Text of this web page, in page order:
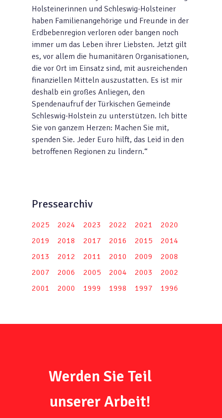
Holsteinerinnen und Schleswig-Holsteiner
haben Familienangehörige und Freunde in der
Erdbebenregion verloren oder bangen noch
immer um das Leben ihrer Liebsten. Jetzt gilt
es, vor allem die humanitären Organisationen,
die vor Ort im Einsatz sind, mit ausreichenden
finanziellen Mitteln auszustatten. Es ist mir
deshalb ein großes Anliegen, den
Spendenaufruf der Türkischen Gemeinde
Schleswig-Holstein zu unterstützen. Ich bitte
Sie von ganzem Herzen: Machen Sie mit,
spenden Sie. Jeder Euro hilft, das Leid in den
betroffenen Regionen zu lindern.“
Pressearchiv
2025 2024 2023 2022 2021
2020
2019
2018 2017 2016 2015
2014
2013
2012 2011 2010 2009
2008
2007
2006 2005 2004 2003
2002
2001
2000 1999 1998 1997 1996
Werden Sie Teil
unserer Arbeit!